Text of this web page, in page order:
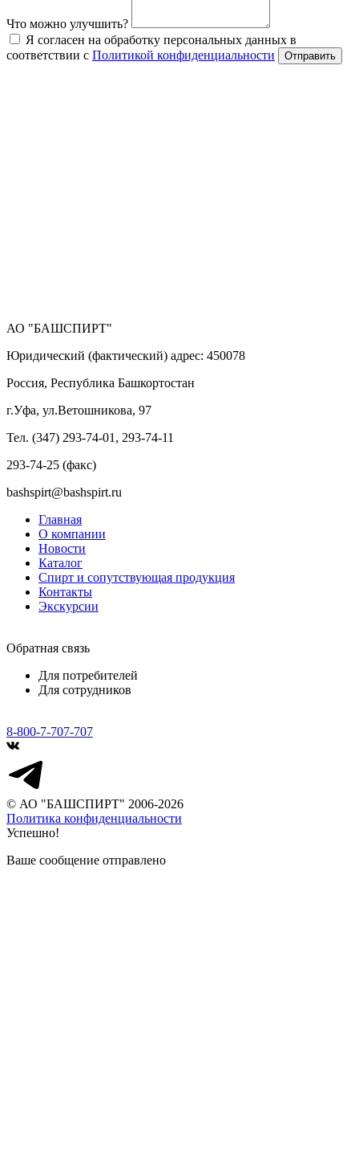
Что можно улучшить?
Я согласен на обработку персональных данных в
соответствии с Политикой конфиденциальности Отправить
АО "БАШСПИРТ"
Юридический (фактический) адрес: 450078
Россия, Республика Башкортостан
г.Уфа, ул.Ветошникова, 97
Тел. (347) 293-74-01, 293-74-11
293-74-25 (факс)
bashspirt@bashspirt.ru
Главная
О компании
Новости
Каталог
Спирт и сопутствующая продукция
Контакты
Экскурсии
Обратная связь
Для потребителей
Для сотрудников
8-800-7-707-707
© АО "БАШСПИРТ" 2006-2026
Политика конфиденциальности
Успешно!
Ваше сообщение отправлено